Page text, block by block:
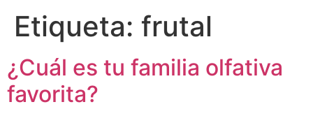
Etiqueta: frutal
¿Cuál es tu familia olfativa
favorita?